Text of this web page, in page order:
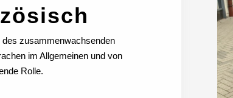
des zusammenwachsenden
im Allgemeinen und von
Rolle.